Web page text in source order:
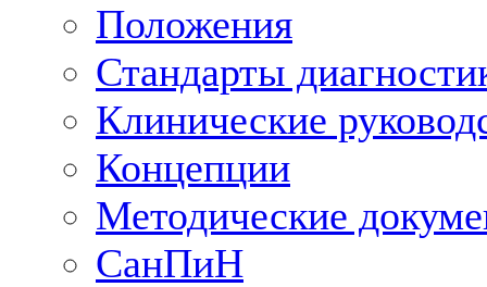
Положения
Стандарты
Клинические
Концепции
Методические
СанПиН